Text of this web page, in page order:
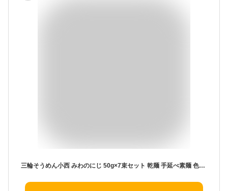
三輪そうめん小西 みわのにじ 50g×7束セット 乾麺 手延べ素麺 色付きそうめん カラフル お中元 ギフト RMW-12 三輪の虹